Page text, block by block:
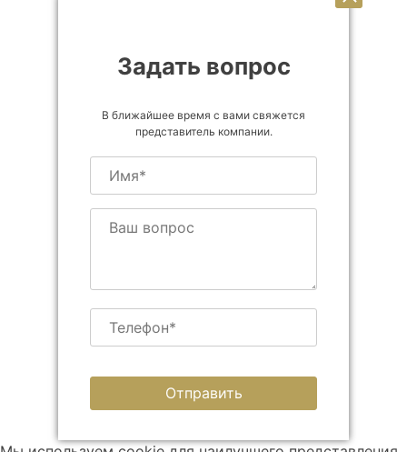
Задать вопрос
В ближайшее время с вами свяжется
представитель компании.